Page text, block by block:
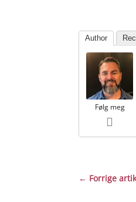
Author
Følg meg
← Forrige